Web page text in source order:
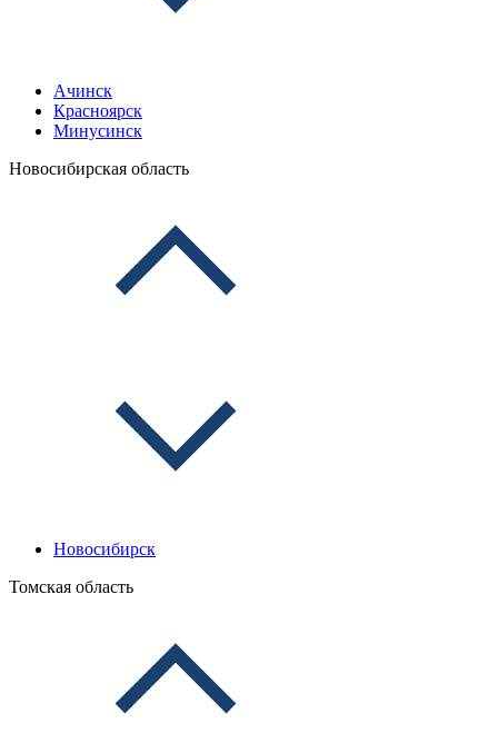
Ачинск
Красноярск
Минусинск
Новосибирская область
Новосибирск
Томская область